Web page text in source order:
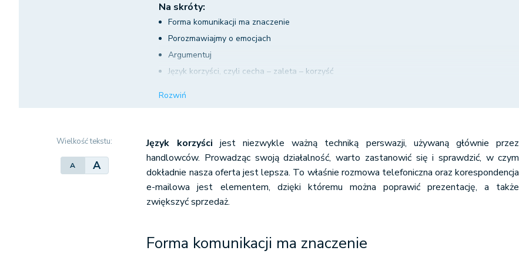
Na skróty:
Forma komunikacji ma znaczenie
Porozmawiajmy o emocjach
Argumentuj
Język korzyści, czyli cecha – zaleta – korzyść
Rozwiń
Wielkość tekstu:
A A
Język korzyści jest niezwykle ważną techniką perswazji, używaną głównie przez
handlowców. Prowadząc swoją działalność, warto zastanowić się i sprawdzić, w czym
dokładnie nasza oferta jest lepsza. To właśnie rozmowa telefoniczna oraz korespondencja
e-mailowa jest elementem, dzięki któremu można poprawić prezentację, a także
zwiększyć sprzedaż.
Forma komunikacji ma znaczenie